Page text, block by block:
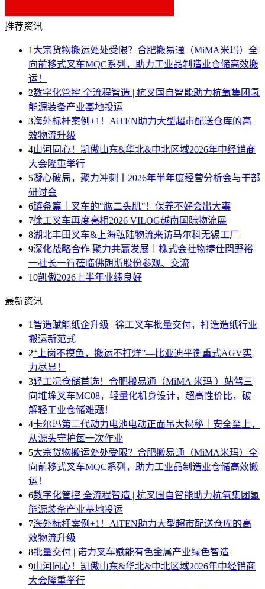
推荐资讯
1 大宗货物搬运处处受限？合肥搬易通（MiMA米玛）全
向前移式叉车MQC系列，助力工业品制造业仓储高效搬
运！
2数字化管控 全流程智造 | 杭叉国自智能助力杭氧集团氢
能源装备产业基地投运
3海外标杆案例+1！AiTEN助力大型超市配送仓库的高
效物流升级
4山河同心！凯傲山东&华北&中北区域2026年中经销商
大会隆重举行
5凝心破局，聚力冲刺丨2026年半年度经营分析会与干部
研讨会
6链条篇｜叉车的"肱二头肌"！保养不好会出大事
7徐工叉车再度亮相2026 VILOG越南国际物流展
8湖北丰田叉车&上海弘陆物流来访马尔科无锡工厂
9深化战略合作 聚力共赢发展｜株式会社物捷仕間野裕
一社长一行莅临佛朗斯股份参观、交流
10凯傲2026上半年业绩良好
最新资讯
1智造赋能纸企升级 | 徐工叉车批量交付，打造造纸行业
搬运新范式
2“上岗不摸鱼，搬运不打烊”—比亚迪平衡重式AGV实
力尽显！
3轻工况仓储首选！合肥搬易通（MiMA 米玛 ）站驾三
向堆垛叉车MC08，轻量化机身设计，超高性价比，破
解轻工业仓储难题！
4卡尔玛第二代动力电池电动正面吊大揭秘｜安全至上，
从源头守护每一次作业
5大宗货物搬运处处受限？合肥搬易通（MiMA米玛）全
向前移式叉车MQC系列，助力工业品制造业仓储高效搬
运！
6数字化管控 全流程智造 | 杭叉国自智能助力杭氧集团氢
能源装备产业基地投运
7海外标杆案例+1！AiTEN助力大型超市配送仓库的高
效物流升级
8批量交付 | 诺力叉车赋能有色金属产业绿色智造
9山河同心！凯傲山东&华北&中北区域2026年中经销商
大会隆重举行